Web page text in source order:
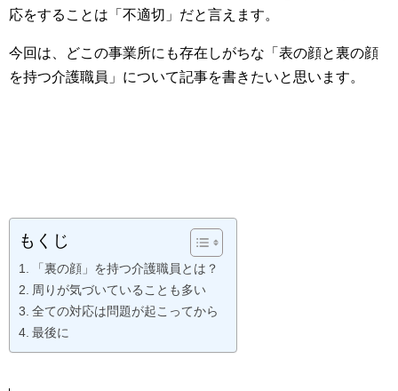
応をすることは「不適切」だと言えます。
今回は、どこの事業所にも存在しがちな「表の顔と裏の顔
を持つ介護職員」について記事を書きたいと思います。
もくじ
「裏の顔」を持つ介護職員とは？
周りが気づいていることも多い
全ての対応は問題が起こってから
最後に